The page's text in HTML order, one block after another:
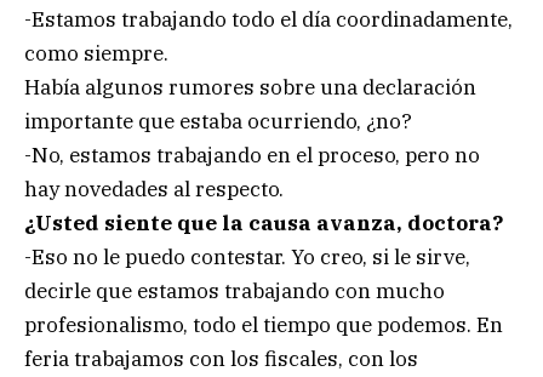
-Estamos trabajando todo el día coordinadamente,
como siempre.
Había algunos rumores sobre una declaración
importante que estaba ocurriendo, ¿no?
-No, estamos trabajando en el proceso, pero no
hay novedades al respecto.
¿Usted siente que la causa avanza, doctora?
-Eso no le puedo contestar. Yo creo, si le sirve,
decirle que estamos trabajando con mucho
profesionalismo, todo el tiempo que podemos. En
feria trabajamos con los fiscales, con los